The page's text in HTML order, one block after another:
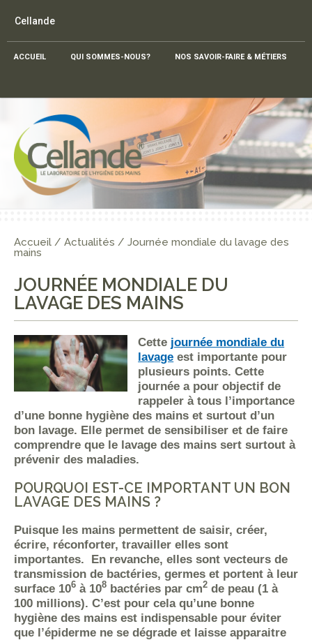
Accueil / Actualités / Journée mondiale du lavage des
mains
JOURNÉE MONDIALE DU
LAVAGE DES MAINS
Cette journée mondiale du
lavage est importante pour
plusieurs points. Cette
journée a pour objectif de
rappeler à tous l’importance
d’une bonne hygiène des mains et surtout d’un
bon lavage. Elle permet de sensibiliser et de faire
comprendre que le lavage des mains sert surtout à
prévenir des maladies.
POURQUOI EST-CE IMPORTANT UN BON
LAVAGE DES MAINS ?
Puisque les mains permettent de saisir, créer,
écrire, réconforter, travailler elles sont
importantes. En revanche, elles sont vecteurs de
transmission de bactéries, germes et portent à leur
surface 106 à 108 bactéries par cm2 de peau (1 à
100 millions). C’est pour cela qu’une bonne
hygiène des mains est indispensable pour éviter
que l’épiderme ne se dégrade et laisse apparaitre
Cellande
ACCUEIL QUI SOMMES-NOUS? NOS SAVOIR-FAIRE & MÉTIERS